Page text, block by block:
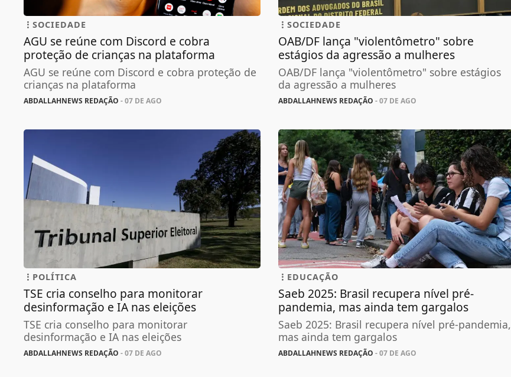
SOCIEDADE
AGU se reúne com Discord e cobra
proteção de crianças na plataforma
AGU se reúne com Discord e cobra proteção de
crianças na plataforma
ABDALLAHNEWS REDAÇÃO - 07 DE AGO
SOCIEDADE
OAB/DF lança "violentômetro" sobre
estágios da agressão a mulheres
OAB/DF lança "violentômetro" sobre estágios
da agressão a mulheres
ABDALLAHNEWS REDAÇÃO - 07 DE AGO
POLÍTICA
TSE cria conselho para monitorar
desinformação e IA nas eleições
TSE cria conselho para monitorar
desinformação e IA nas eleições
ABDALLAHNEWS REDAÇÃO - 07 DE AGO
EDUCAÇÃO
Saeb 2025: Brasil recupera nível pré-
pandemia, mas ainda tem gargalos
Saeb 2025: Brasil recupera nível pré-pandemia,
mas ainda tem gargalos
ABDALLAHNEWS REDAÇÃO - 07 DE AGO